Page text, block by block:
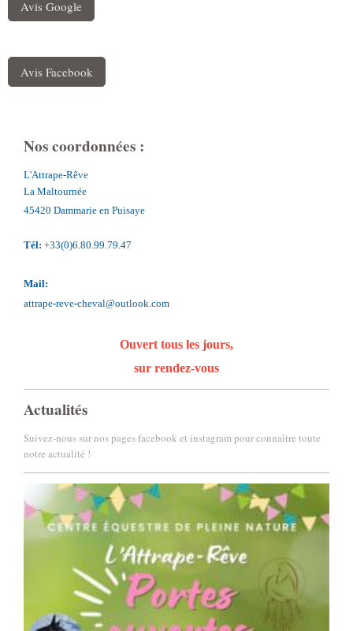
Avis Google
Avis Facebook
Nos coordonnées :
L'Attrape-Rêve
La Maltournée
45420 Dammarie en Puisaye
Tél: +33(0)6.80.99.79.47
Mail:
attrape-reve-cheval@outlook.com
Ouvert tous les jours,
sur rendez-vous
Actualités
Suivez-nous sur nos pages facebook et instagram pour connaître toute
notre actualité !